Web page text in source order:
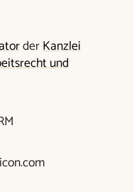
derKanzlei
und